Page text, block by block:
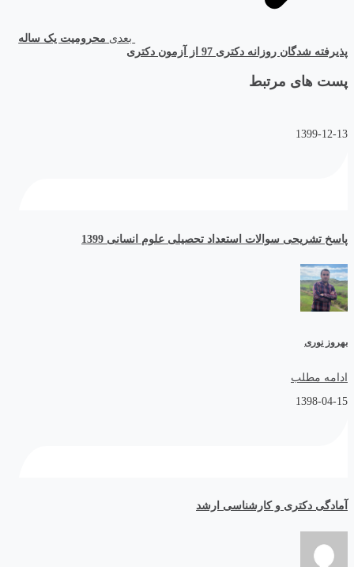
بعدی محرومیت یک ساله
پذیرفته شدگان روزانه دکتری 97 از آزمون دکتری
پست های مرتبط
1399-12-13
پاسخ تشریحی سوالات استعداد تحصیلی علوم انسانی 1399
بهروز نوری
ادامه مطلب
1398-04-15
آمادگی دکتری و کارشناسی ارشد